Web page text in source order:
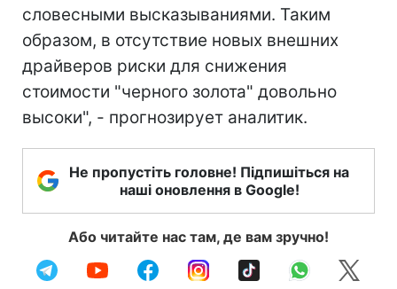
словесными высказываниями. Таким
образом, в отсутствие новых внешних
драйверов риски для снижения
стоимости "черного золота" довольно
высоки", - прогнозирует аналитик.
Не пропустіть головне! Підпишіться на
наші оновлення в Google!
Або читайте нас там, де вам зручно!